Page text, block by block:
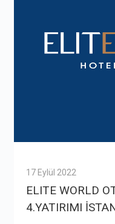
17 Eylül 2022
ELITE WORLD
4.YATIRIMI